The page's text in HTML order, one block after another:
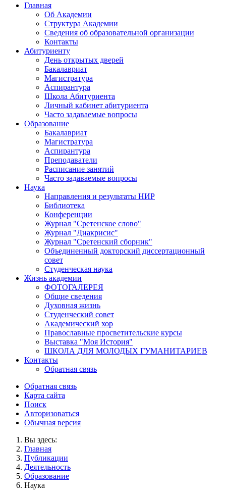
Главная
Об Академии
Структура Академии
Сведения об образовательной организации
Контакты
Абитуриенту
День открытых дверей
Бакалавриат
Магистратура
Аспирантура
Школа Абитуриента
Личный кабинет абитуриента
Часто задаваемые вопросы
Образование
Бакалавриат
Магистратура
Аспирантура
Преподаватели
Расписание занятий
Часто задаваемые вопросы
Наука
Направления и результаты НИР
Библиотека
Конференции
Журнал "Сретенское слово"
Журнал "Диакрисис"
Журнал "Сретенский сборник"
Объединенный докторский диссертационный
совет
Студенческая наука
Жизнь академии
ФОТОГАЛЕРЕЯ
Общие сведения
Духовная жизнь
Студенческий совет
Академический хор
Православные просветительские курсы
Выставка "Моя История"
ШКОЛА ДЛЯ МОЛОДЫХ ГУМАНИТАРИЕВ
Контакты
Обратная связь
Обратная связь
Карта сайта
Поиск
Авторизоваться
Обычная версия
Вы здесь:
Главная
Публикации
Деятельность
Образование
Наука